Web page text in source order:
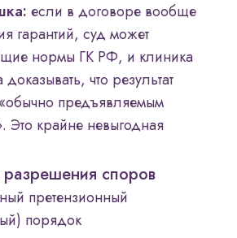
если в договоре вообще
гарантий, суд может
нормы ГК РФ, и клиника
что результат
«обычно предъявляемым
Это крайне невыгодная
споров
претензионный
порядок